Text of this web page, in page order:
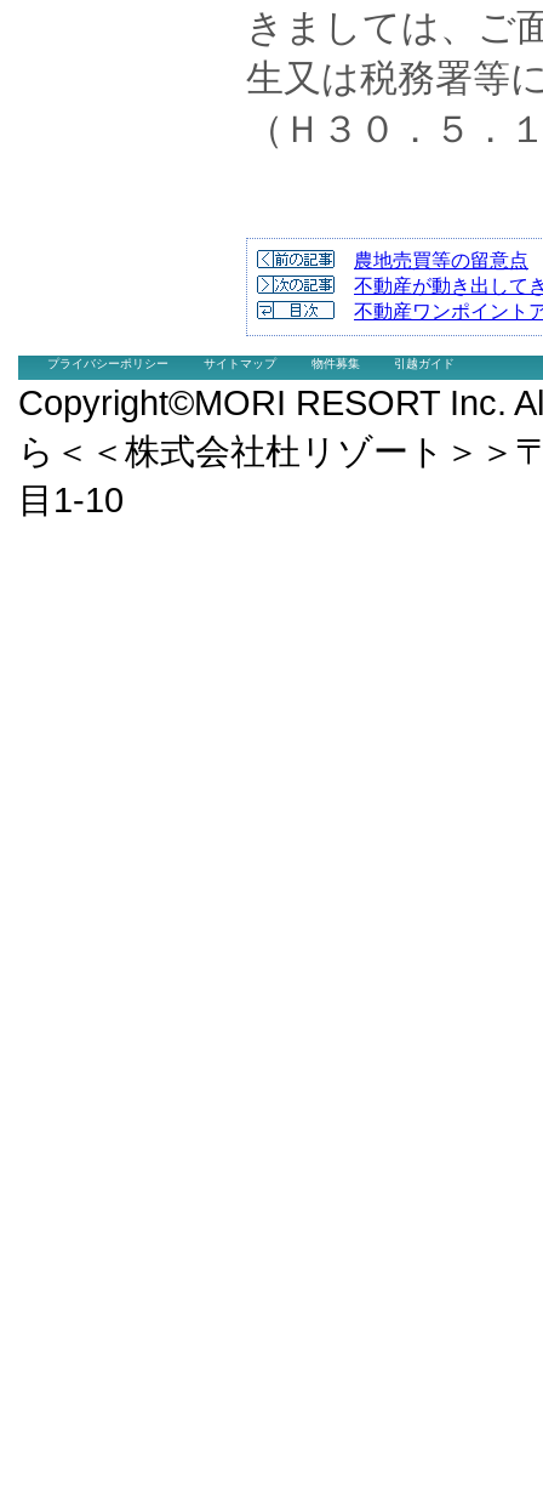
きましては、ご
生又は税務署等
（Ｈ３０．５．
農地売買等の留意点
不動産が動き出して
不動産ワンポイント
プライバシーポリシー サイトマップ 物件募集 引越ガイド
Copyright©MORI RESORT Inc.
ら＜＜株式会社杜リゾート＞＞
目1-10